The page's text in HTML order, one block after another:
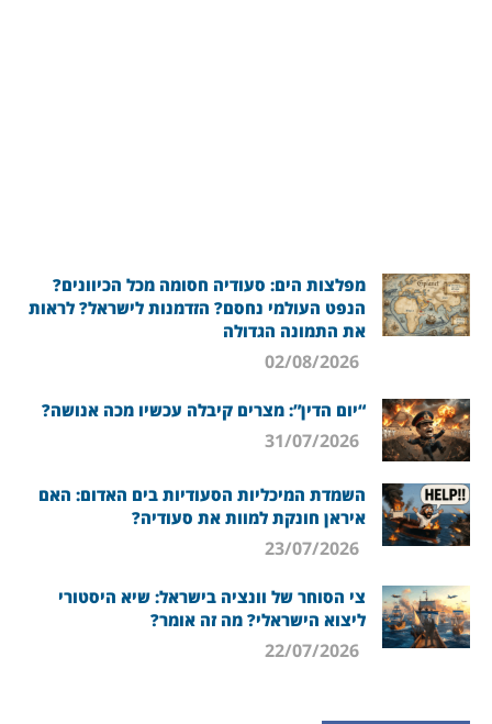
מפלצות הים: סעודיה חסומה מכל הכיוונים?
הנפט העולמי נחסם? הזדמנות לישראל? לראות
את התמונה הגדולה
“יום הדין”: מצרים קיבלה עכשיו מכה אנושה?
השמדת המיכליות הסעודיות בים האדום: האם
איראן חונקת למוות את סעודיה?
צי הסוחר של וונציה בישראל: שיא היסטורי
ליצוא הישראלי? מה זה אומר?